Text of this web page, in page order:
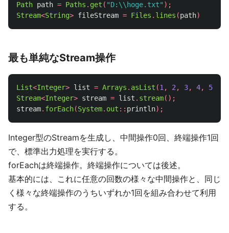
Path path = Paths . get ( "D:\\hoge.txt" );
Stream<String> fileStream = Files . lines (path)
最も単純なStream操作
List<Integer> list = Arrays . asList (1 , 2 , 3, 4, 5
Stream<Integer> stream = list . stream();
stream. forEach(System. out :: println);
Integer型のStreamを生成し、中間操作0回、終端操作1回
で、標準出力処理を実行する。
forEachは終端操作。終端操作については後述。
基本的には、これに任意の回数の様々な中間操作と、同じ
く様々な終端操作のうちいずれか1回を組み合わせて利用
する。